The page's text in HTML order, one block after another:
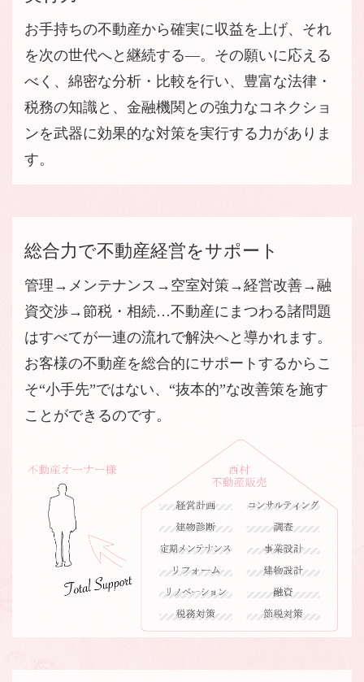
お手持ちの不動産から確実に収益を上げ、それ
を次の世代へと継続する―。その願いに応える
べく、綿密な分析・比較を行い、豊富な法律・
税務の知識と、金融機関との強力なコネクショ
ンを武器に効果的な対策を実行する力がありま
す。
総合力で不動産経営をサポート
管理→メンテナンス→空室対策→経営改善→融
資交渉→節税・相続…不動産にまつわる諸問題
はすべてが一連の流れで解決へと導かれます。
お客様の不動産を総合的にサポートするからこ
そ“小手先”ではない、“抜本的”な改善策を施す
ことができるのです。